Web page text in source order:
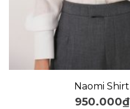
Naomi Shirt
950.000₫